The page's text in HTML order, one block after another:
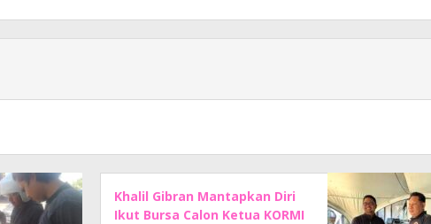
Khalil Gibran Mantapkan Diri
Ikut Bursa Calon Ketua KORMI